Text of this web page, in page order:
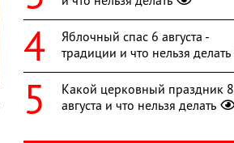
Яблочный спас 6 августа -
традиции и что нельзя делать
Какой церковный праздник 8
августа и что нельзя делать